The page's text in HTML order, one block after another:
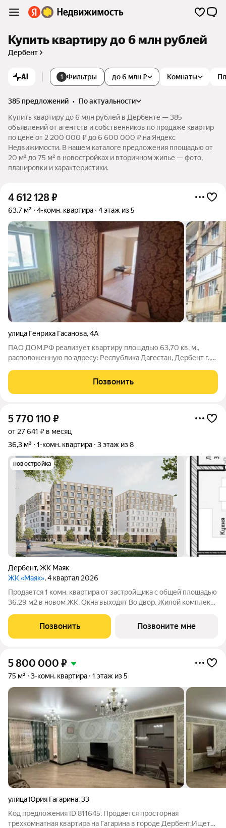
Купить квартиру до 6 млн рублей
Дербент
AI 1 Фильтры Комнаты
до 6 млн ₽
385 предложений •
по актуальности
Купить квартиру до 6 млн рублей в Дербенте — 385
объявлений от агентств и собственников по продаже квартир
по цене от 2 200 000 ₽ до 6 600 000 ₽ на Яндекс
Недвижимости. В нашем каталоге предложения площадью от
20 м² до 75 м² в новостройках и вторичном жилье — фото,
планировки и характеристики.
4 612 128₽
63,7 м² 4-комн. квартира 4 этаж из 5
улица Генриха Гасанова,4А
ПАО ДОМ.РФ реализует квартиру площадью 63,70 кв. м.,
расположенную по адресу: Республика Дагестан, Дербент г.,
собственник (юридическое лицо). Кадастровый номер объекта
недвижимости: 05:42:000000:19300
Позвонить
5 770 110 ₽
от 27 641 ₽ в месяц
36,3 м²
1-комн. квартира 3 этаж из 8
новостройка
Дербент,ЖК Маяк
ЖК «Маяк», 4 квартал 2026
Продается 1 комн. квартира от застройщика с общей площадью
36,29 м2 в новом ЖК. Окна выходят Во двор. Жилой комплекс
новый город. Дом, вдохновленный традициями, творчеством и
современными
Позвонить Позвоните мне
5 800 000 ₽
75 м² 3-комн. квартира 1 этаж из 5
улица Юрия Гагарина,33
Код предложения ID 811645. Продается просторная
трехкомнатная квартира на Гагарина в городе Дербент.Ищете